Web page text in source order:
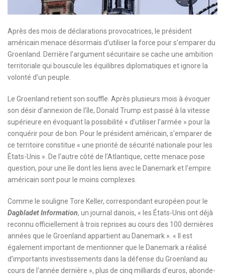
Après des mois de déclarations provocatrices, le président
américain menace désormais d’utiliser la force pour s’emparer du
Groenland. Derrière l’argument sécuritaire se cache une ambition
territoriale qui bouscule les équilibres diplomatiques et ignore la
volonté d’un peuple.
Le Groenland retient son souffle. Après plusieurs mois à évoquer
son désir d’annexion de l’île, Donald Trump est passé à la vitesse
supérieure en évoquant la possibilité « d’utiliser l’armée » pour la
conquérir pour de bon. Pour le président américain, s’emparer de
ce territoire constitue « une priorité de sécurité nationale pour les
États-Unis ». De l’autre côté de l’Atlantique, cette menace pose
question, pour une île dont les liens avec le Danemark et l’empire
américain sont pour le moins complexes.
Comme le souligne Tore Keller, correspondant européen pour le
Dagbladet Information, un journal danois, « les États-Unis ont déjà
reconnu officiellement à trois reprises au cours des 100 dernières
années que le Groenland appartient au Danemark ». « Il est
également important de mentionner que le Danemark a réalisé
d’importants investissements dans la défense du Groenland au
cours de l’année dernière », plus de cinq milliards d’euros, abonde-